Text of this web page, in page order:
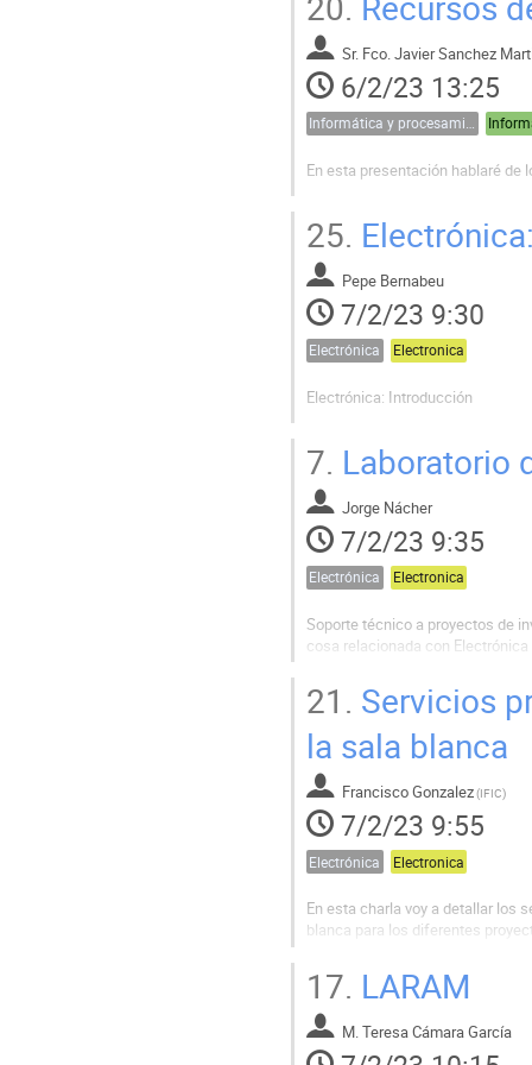
Dada mi actual vinculación con
Sr. Fco. Javier Sanchez
6/2/23 13:25
Informática y procesamiento de datos
En esta presentación hablaré
25.
Pepe Bernabeu
7/2/23 9:30
Electrónica Electronica
Electrónica: Introducción
7. Laboratorio
Jorge Nácher
7/2/23 9:35
Electrónica Electronica
Soporte técnico a proyectos de
cosa relacionada con Electrónica
. Ensamblado de componentes
21. Servicios
la sala blanca
Francisco Gonzalez(IFIC)
7/2/23 9:55
Electrónica Electronica
En esta charla voy a detallar los
blanca para los diferentes
17. LARAM
M. Teresa Cámara García